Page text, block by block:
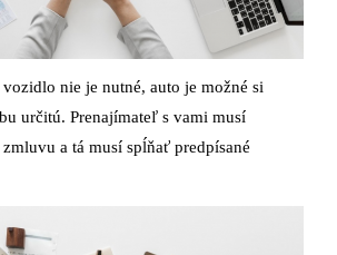
nie je nutné, auto je možné si
určitú. Prenajímateľ s vami musí
a tá musí spĺňať predpísané